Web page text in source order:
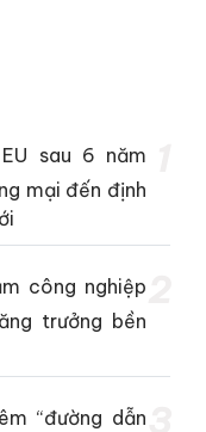
sau 6 năm
mại đến định
công nghiệp
trưởng bền
“đường dẫn